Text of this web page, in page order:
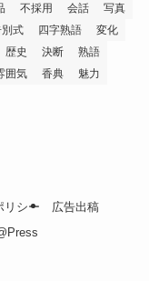
不採用 会話
写真
式 四字熟語
変化
歴史 決断
熟語
囲気 香典 魅力
リシー
広告出稿